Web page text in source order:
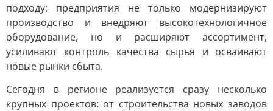
подходу: предприятия не только модернизируют
производство и внедряют высокотехнологичное
оборудование, но и расширяют ассортимент,
усиливают контроль качества сырья и осваивают
новые рынки сбыта.
Сегодня в регионе реализуется сразу несколько
крупных проектов: от строительства новых заводов